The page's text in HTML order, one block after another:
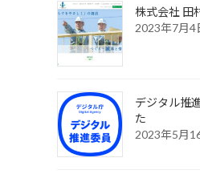
株式会社 田
2023年7月4
デジタル推
た
2023年5月